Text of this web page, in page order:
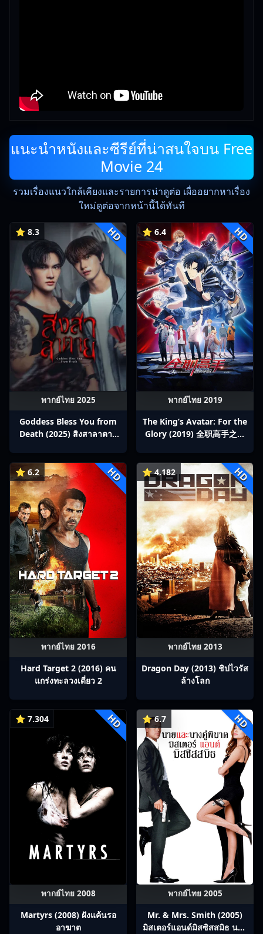
แนะนำหนังและซีรีย์ที่น่าสนใจบน Free
Movie 24
รวมเรื่องแนวใกล้เคียงและรายการน่าดูต่อ เผื่ออยากหาเรื่อง
ใหม่ดูต่อจากหน้านี้ได้ทันที
⭐ 8.3 HD
พากย์ไทย 2025
Goddess Bless You from
Death (2025) สิงสาลาตาย
⭐ 6.4 HD
พากย์ไทย 2019
The King’s Avatar: For the
Glory (2019) 全职高手之巅
⭐ 6.2 HD
พากย์ไทย 2016
Hard Target 2 (2016) คน
แกร่งทะลวงเดี่ยว 2
⭐ 4.182 HD
พากย์ไทย 2013
Dragon Day (2013) ชิปไวรัส
ล้างโลก
⭐ 7.304 HD
พากย์ไทย 2008
Martyrs (2008) ฝังแค้นรอ
อาฆาต
⭐ 6.7 HD
พากย์ไทย 2005
Mr. & Mrs. Smith (2005)
มิสเตอร์แอนด์มิสซิสสมิธ นาย